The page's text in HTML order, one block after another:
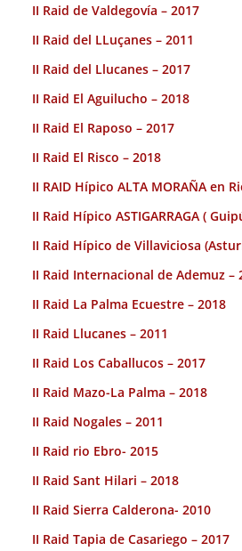
II Raid de Valdegovía – 2017
II Raid del LLuçanes – 2011
II Raid del Llucanes – 2017
II Raid El Aguilucho – 2018
II Raid El Raposo – 2017
II Raid El Risco – 2018
II RAID Hípico ALTA MORAÑA en
II Raid Hípico ASTIGARRAGA (
II Raid Hípico de Villaviciosa
II Raid Internacional de Ademuz –
II Raid La Palma Ecuestre – 2018
II Raid Llucanes – 2011
II Raid Los Caballucos – 2017
II Raid Mazo-La Palma – 2018
II Raid Nogales – 2011
II Raid rio Ebro- 2015
II Raid Sant Hilari – 2018
II Raid Sierra Calderona- 2010
II Raid Tapia de Casariego – 2017